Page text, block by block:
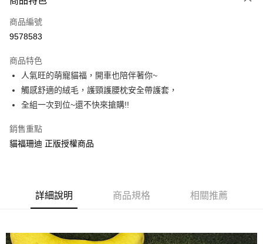
信用卡一次付款
超商取貨付款
Apple Pay
街口支付
AFTEE先享後付
１．簡單：不需註冊會員、不需綁卡、不需儲值。
２．便利：只要手機號碼，簡訊認證，即可結帳。
【「AFTEE先享後付」結帳流程】
運送方式
每筆NT$60，滿NT$499(含以上)免運費
商品編號
9578583
商品特色
人氣旺的萌寵貓福，開車也陪伴著你~
觸感舒適的絨毛，護頸護腰枕安全帶護套，
全組一次到位~還不快來搶購!!
銷售重點
貓福珊迪 正版授權商品
詳細說明 商品規格 相關推薦